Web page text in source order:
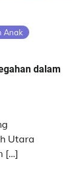
Anak
dalam
Utara
[…]